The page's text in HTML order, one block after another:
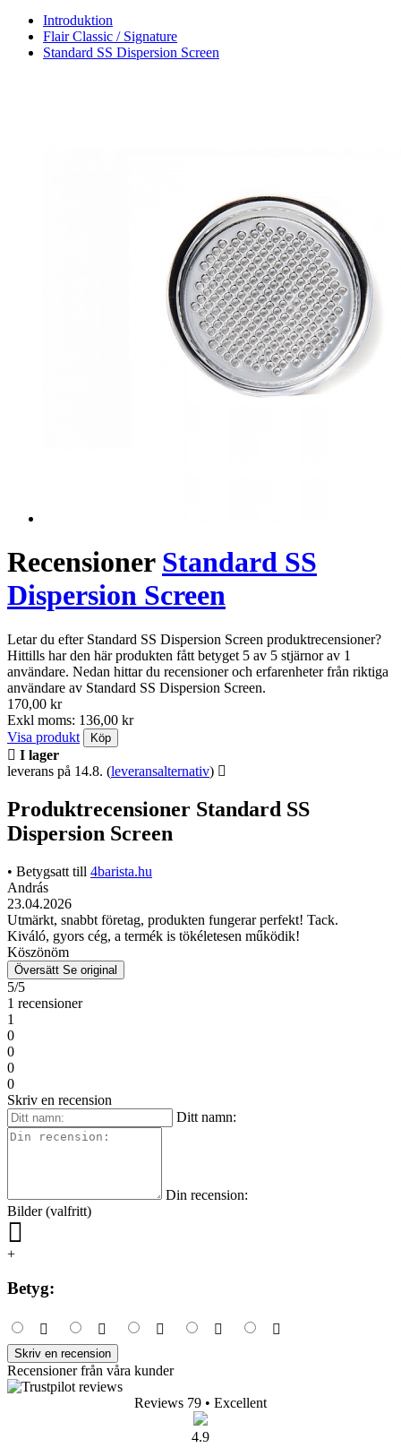
Introduktion
Flair Classic / Signature
Standard SS Dispersion Screen
Recensioner Standard SS
Dispersion Screen
Letar du efter Standard SS Dispersion Screen produktrecensioner?
Hittills har den här produkten fått betyget 5 av 5 stjärnor av 1
användare. Nedan hittar du recensioner och erfarenheter från riktiga
användare av Standard SS Dispersion Screen.
170,00 kr
Exkl moms: 136,00 kr
Visa produkt
Köp
I lager
leverans på 14.8. (leveransalternativ)
Produktrecensioner Standard SS
Dispersion Screen
• Betygsatt till 4barista.hu
András
23.04.2026
Utmärkt, snabbt företag, produkten fungerar perfekt! Tack.
Kiváló, gyors cég, a termék is tökéletesen működik!
Köszönöm
Översätt Se original
5/5
1 recensioner
1
0
0
0
0
Skriv en recension
Ditt namn:
Din recension:
Bilder (valfritt)
+
Betyg:
Skriv en recension
Recensioner från våra kunder
Reviews 79 • Excellent
4.9